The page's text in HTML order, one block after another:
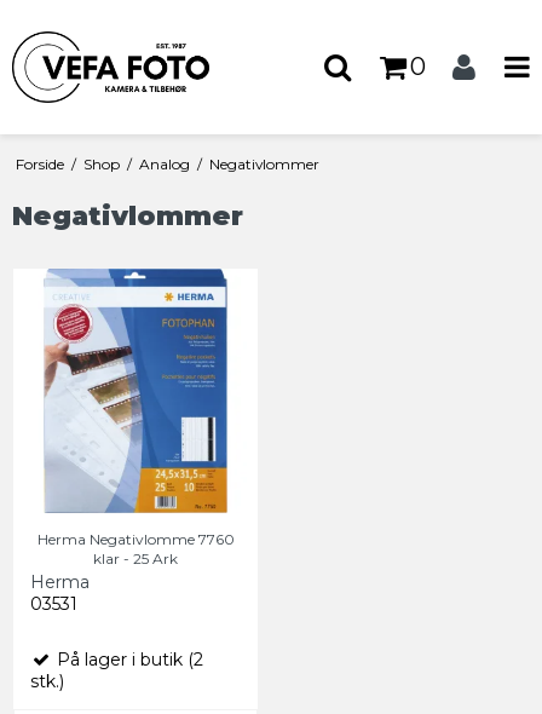
0
Forside / Shop / Analog / Negativlommer
Negativlommer
Herma Negativlomme 7760
klar - 25 Ark
Herma
03531
På lager i butik (2
stk.)